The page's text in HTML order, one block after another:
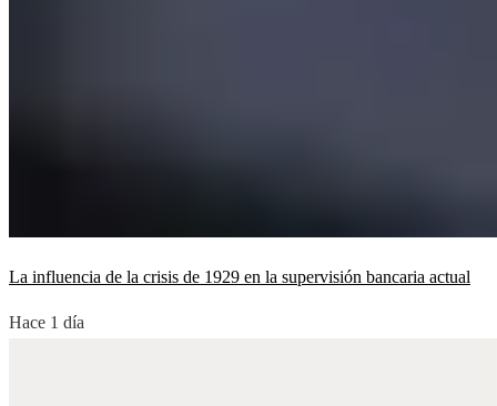
La influencia de la crisis de 1929 en la supervisión bancaria actual
Hace 1 día